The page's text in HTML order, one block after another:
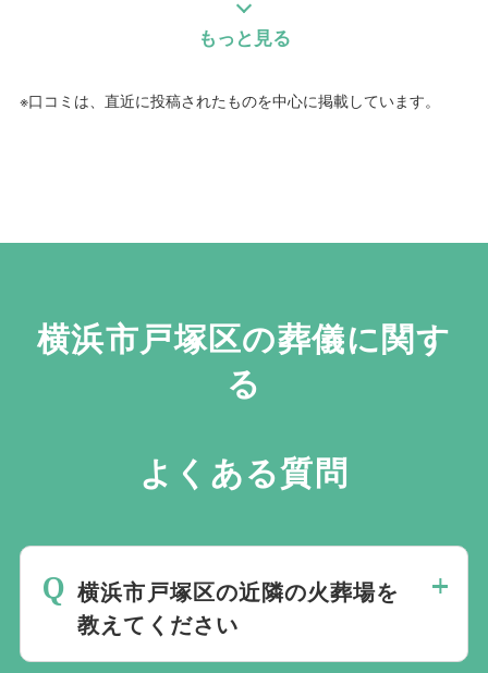
お迎え対応 5
お問い合わせ対応 5
重藤 龍実
もっと見る
※口コミは、直近に投稿されたものを中心に掲載しています。
横浜市戸塚区の葬儀に関す
る
よくある質問
横浜市戸塚区の近隣の火葬場を
教えてください